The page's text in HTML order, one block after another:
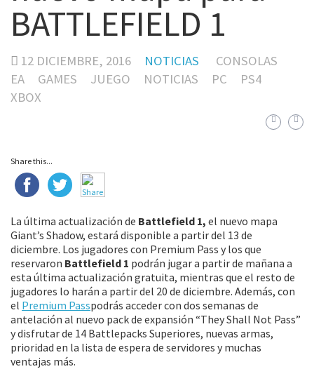
BATTLEFIELD 1
12 DICIEMBRE, 2016 NOTICIAS
CONSOLAS
EA
GAMES JUEGO NOTICIAS PC
PS4
XBOX
Share this...
La última actualización de Battlefield 1, el nuevo mapa
Giant’s Shadow, estará disponible a partir del 13 de
diciembre. Los jugadores con Premium Pass y los que
reservaron Battlefield 1 podrán jugar a partir de mañana a
esta última actualización gratuita, mientras que el resto de
jugadores lo harán a partir del 20 de diciembre. Además, con
el Premium Passpodrás acceder con dos semanas de
antelación al nuevo pack de expansión “They Shall Not Pass”
y disfrutar de 14 Battlepacks Superiores, nuevas armas,
prioridad en la lista de espera de servidores y muchas
ventajas más.